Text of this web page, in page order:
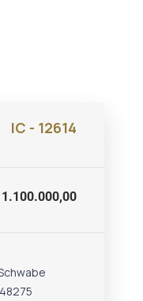
IC - 12614
1.100.000,00